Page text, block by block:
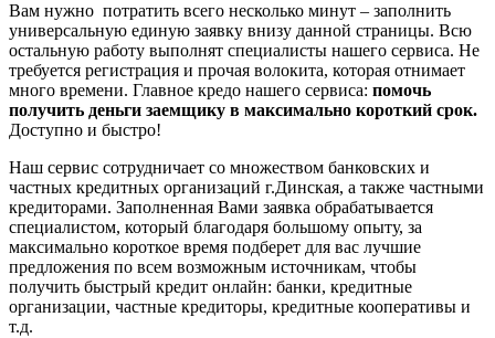
Вам нужно потратить всего несколько минут – заполнить
универсальную единую заявку внизу данной страницы. Всю
остальную работу выполнят специалисты нашего сервиса. Не
требуется регистрация и прочая волокита, которая отнимает
много времени. Главное кредо нашего сервиса: помочь
получить деньги заемщику в максимально короткий срок.
Доступно и быстро!
Наш сервис сотрудничает со множеством банковских и
частных кредитных организаций г.Динская, а также частными
кредиторами. Заполненная Вами заявка обрабатывается
специалистом, который благодаря большому опыту, за
максимально короткое время подберет для вас лучшие
предложения по всем возможным источникам, чтобы
получить быстрый кредит онлайн: банки, кредитные
организации, частные кредиторы, кредитные кооперативы и
т.д.